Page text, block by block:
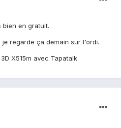
en gratuit.
regarde ça demain sur l'ordi.
X515m avec Tapatalk